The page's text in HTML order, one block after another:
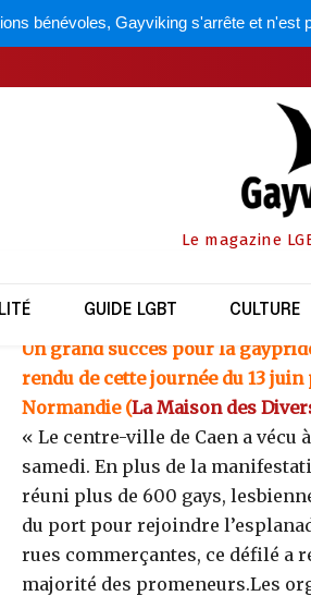
bénévoles, Gayviking s'arrête et
Le magazine
GUIDE LGBT CULTURE
à la
la
Un grand succès pour la
rendu de cette journée du 13
Normandie (La Maison des
« Le centre-ville de Caen a vécu
samedi. En plus de la
réuni plus de 600 gays,
du port pour rejoindre
rues commerçantes, ce défilé a
majorité des promeneurs.Les